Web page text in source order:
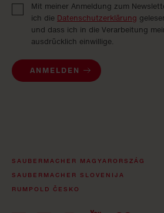
Mit meiner Anmeldung zum
ich die Datenschutzerklärung
und dass ich in die Verarbeitung
ausdrücklich einwillige.
ANMELDEN
SAUBERMACHER MAGYARORSZÁG
SAUBERMACHER SLOVENIJA
RUMPOLD ČESKO